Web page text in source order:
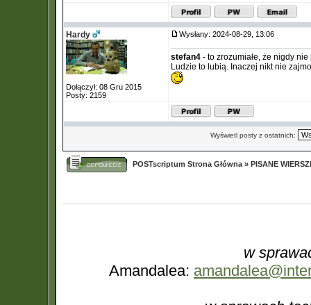
Hardy
Dołączył: 08 Gru 2015
Posty: 2159
Wysłany: 2024-08-29, 13:06
stefan4 - to zrozumiałe, że nigdy
Ludzie to lubią. Inaczej nikt nie
Wyświetl posty z ostatnich:
POSTscriptum Strona Główna » PISANE
w
Amandalea: